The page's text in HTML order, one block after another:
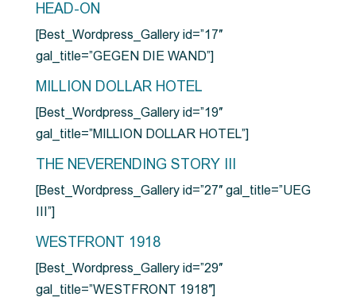
HEAD-ON
[Best_Wordpress_Gallery id=”17″
gal_title=”GEGEN DIE WAND”]
MILLION DOLLAR HOTEL
[Best_Wordpress_Gallery id=”19″
gal_title=”MILLION DOLLAR HOTEL”]
THE NEVERENDING STORY III
[Best_Wordpress_Gallery id=”27″ gal_title=”UEG
III”]
WESTFRONT 1918
[Best_Wordpress_Gallery id=”29″
gal_title=”WESTFRONT 1918″]